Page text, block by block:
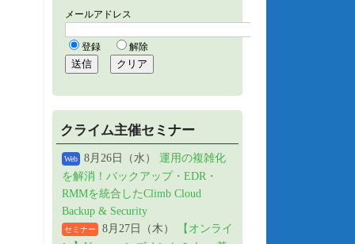
クライム主催セミナー
Web 8月26日（水） 運用の複雑化
を解消！バックアップ・EDR・
RMMを統合したClimb Cloud
Backup & Security
セミナー 8月27日（木）
【オンライ